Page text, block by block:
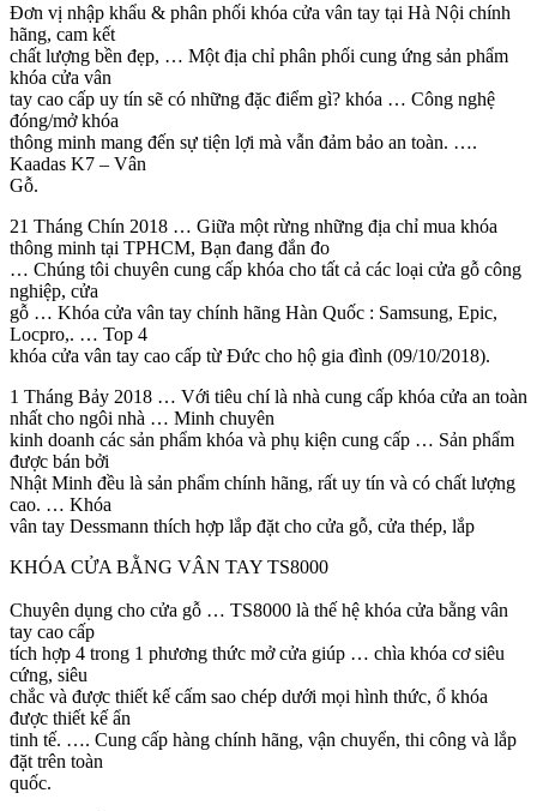
Đơn vị nhập khẩu & phân phối khóa cửa vân tay tại Hà Nội chính
hãng, cam kết
chất lượng bền đẹp, … Một địa chỉ phân phối cung ứng sản phẩm
khóa cửa vân
tay cao cấp uy tín sẽ có những đặc điểm gì? khóa … Công nghệ
đóng/mở khóa
thông minh mang đến sự tiện lợi mà vẫn đảm bảo an toàn. ….
Kaadas K7 – Vân
Gỗ.
21 Tháng Chín 2018 … Giữa một rừng những địa chỉ mua khóa
thông minh tại TPHCM, Bạn đang đắn đo
… Chúng tôi chuyên cung cấp khóa cho tất cả các loại cửa gỗ công
nghiệp, cửa
gỗ … Khóa cửa vân tay chính hãng Hàn Quốc : Samsung, Epic,
Locpro,. … Top 4
khóa cửa vân tay cao cấp từ Đức cho hộ gia đình (09/10/2018).
1 Tháng Bảy 2018 … Với tiêu chí là nhà cung cấp khóa cửa an toàn
nhất cho ngôi nhà … Minh chuyên
kinh doanh các sản phẩm khóa và phụ kiện cung cấp … Sản phẩm
được bán bởi
Nhật Minh đều là sản phẩm chính hãng, rất uy tín và có chất lượng
cao. … Khóa
vân tay Dessmann thích hợp lắp đặt cho cửa gỗ, cửa thép, lắp
KHÓA CỬA BẰNG VÂN TAY TS8000
Chuyên dụng cho cửa gỗ … TS8000 là thế hệ khóa cửa bằng vân
tay cao cấp
tích hợp 4 trong 1 phương thức mở cửa giúp … chìa khóa cơ siêu
cứng, siêu
chắc và được thiết kế cấm sao chép dưới mọi hình thức, ổ khóa
được thiết kế ẩn
tinh tế. …. Cung cấp hàng chính hãng, vận chuyển, thi công và lắp
đặt trên toàn
quốc.